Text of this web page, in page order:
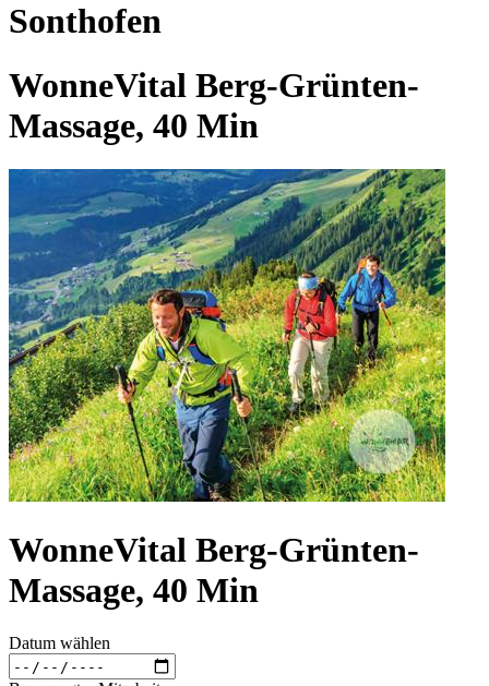
Sonthofen
WonneVital Berg-Grünten-
Massage, 40 Min
WonneVital Berg-Grünten-
Massage, 40 Min
Datum wählen